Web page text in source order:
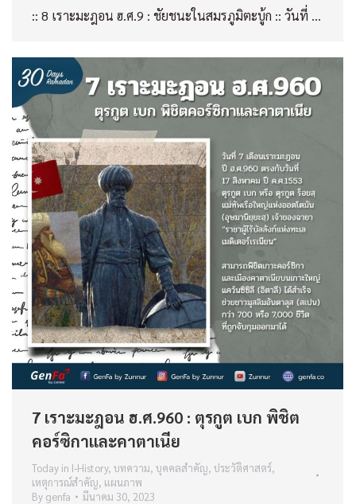
:: 8 เราะมะฎอน ฮ.ศ.9 : ชัยชนะในสมรภูมิตะบู้ก :: วันที่ …
7 เราะมะฎอน ฮ.ศ.960 : ตุรกูต เบก พิชิต
คอร์ซิกาและคาตาเนีย
Today in I-History, บทความ, บุคคลสำคัญ, ประวัติศาสตร์,
เหตุการณ์สำคัญ, แผนภาพ
By genfa มีนาคม 30, 2023